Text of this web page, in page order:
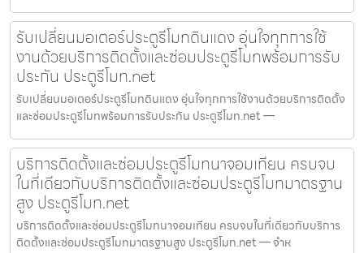
รับเปลี่ยนมอเตอร์ประตูรีโมทดินแดง อุ่นใจทุกการใช้
งานด้วยบริการติดตั้งและซ่อมประตูรีโมทพร้อมการรับ
ประกัน ประตูรีโมท.net
รับเปลี่ยนมอเตอร์ประตูรีโมทดินแดง อุ่นใจทุกการใช้งานด้วยบริการติดตั้ง
และซ่อมประตูรีโมทพร้อมการรับประกัน ประตูรีโมท.net —
บริการติดตั้งและซ่อมประตูรีโมทนาจอมเทียน ครบจบ
ในที่เดียวกับบริการติดตั้งและซ่อมประตูรีโมทมาตรฐาน
สูง ประตูรีโมท.net
บริการติดตั้งและซ่อมประตูรีโมทนาจอมเทียน ครบจบในที่เดียวกับบริการ
ติดตั้งและซ่อมประตูรีโมทมาตรฐานสูง ประตูรีโมท.net — จำห